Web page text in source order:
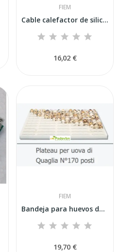
FIEM
Cable calefactor de silicona de 2,00 m / 143 W,...
16,02 €
FIEM
Bandeja para huevos de codorniz y perdiz Fiem...
19,70 €